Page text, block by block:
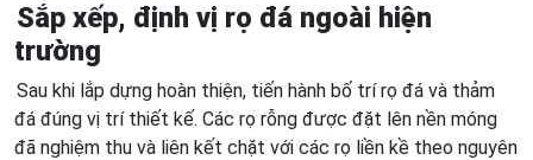
Sắp xếp, định vị rọ đá ngoài hiện
trường
Sau khi lắp dựng hoàn thiện, tiến hành bố trí rọ đá và thảm
đá đúng vị trí thiết kế. Các rọ rỗng được đặt lên nền móng
đã nghiệm thu và liên kết chặt với các rọ liền kề theo nguyên